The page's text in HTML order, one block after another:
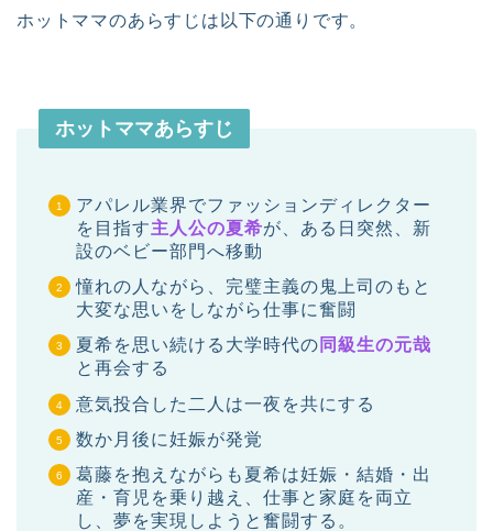
ホットママのあらすじは以下の通りです。
ホットママあらすじ
アパレル業界でファッションディレクター
を目指す主人公の夏希が、ある日突然、新
設のベビー部門へ移動
憧れの人ながら、完璧主義の鬼上司のもと
大変な思いをしながら仕事に奮闘
夏希を思い続ける大学時代の 同級生の元哉
と再会する
意気投合した二人は一夜を共にする
数か月後に妊娠が発覚
葛藤を抱えながらも夏希は妊娠・結婚・出
産・育児を乗り越え、仕事と家庭を両立
し、夢を実現しようと奮闘する。